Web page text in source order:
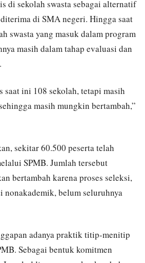
di sekolah swasta sebagai alternatif
di SMA negeri. Hingga saat
swasta yang masuk dalam program
masih dalam tahap evaluasi dan
saat ini 108 sekolah, tetapi masih
masih mungkin bertambah,”
sekitar 60.500 peserta telah
SPMB. Jumlah tersebut
bertambah karena proses seleksi,
nonakademik, belum seluruhnya
adanya praktik titip-menitip
Sebagai bentuk komitmen